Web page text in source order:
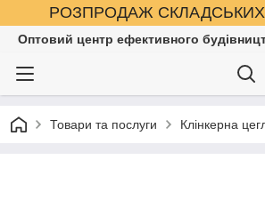
РОЗПРОДАЖ СКЛАДСЬКИХ
Оптовий центр ефективного
Товари та послуги Клінкерна